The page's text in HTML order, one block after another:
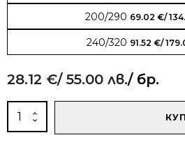
200/290 69.02 €/
240/320 91.52 €/
28.12 €/ 55.00 лв./ бр.
количество